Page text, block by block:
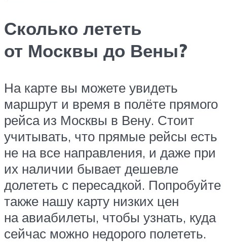
Сколько лететь
от Москвы до Вены?
На карте вы можете увидеть
маршрут и время в полёте прямого
рейса из Москвы в Вену. Стоит
учитывать, что прямые рейсы есть
не на все направления, и даже при
их наличии бывает дешевле
долететь с пересадкой. Попробуйте
также нашу карту низких цен
на авиабилеты, чтобы узнать, куда
сейчас можно недорого полететь.